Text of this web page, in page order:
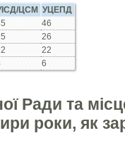
ЦСМ
УЦЕПД
46
26
22
6
Ради та
роки, як